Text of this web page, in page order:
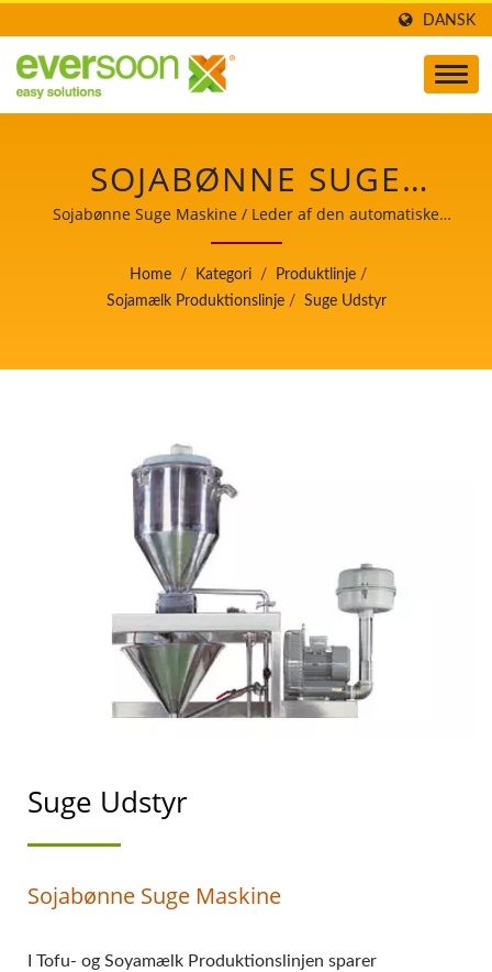
DANSK
SOJABØNNE SUGE
UDSTYR / LEDER AF
DEN AUTOMATISKE
TOFU- OG
PRIORITET I
FØDEVARESIKKERHED.
Sojabønne Suge Maskine / Leder af den automatiske
tofu- og sojamælkefremstillingsmaskine med højeste
prioritet i fødevaresikkerhed.
Home / Kategori / Produktlinje /
Sojamælk Produktionslinje / Suge Udstyr
Suge Udstyr
Sojabønne Suge Maskine
I Tofu- og Soyamælk Produktionslinjen sparer